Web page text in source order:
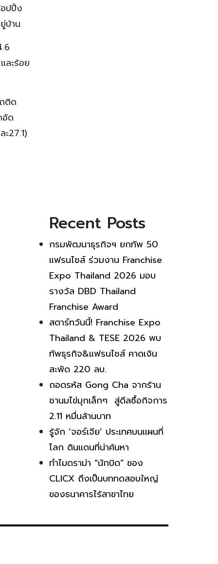
ปปิ้ง
บ้าน
ละร้อย
ติด
อัด
27.1)
Recent Posts
กรมพัฒนาธุรกิจฯ ยกทัพ 50
แฟรนไชส์ ร่วมงาน Franchise
Expo Thailand 2026 มอบ
รางวัล DBD Thailand
Franchise Award
สตาร์ทวันนี้! Franchise Expo
Thailand & TESE 2026 พบ
ทัพธุรกิจ&แฟรนไชส์ คาดเงิน
สะพัด 220 ลบ.
ถอดรหัส Gong Cha จากร้าน
ชานมไข่มุกเล็กๆ สู่ดีลซื้อกิจการ
2.11 หมื่นล้านบาท
รู้จัก ‘จอร์เจีย’ ประเทศบนแผนที่
โลก ดินแดนที่น่าค้นหา
ทำไมดราม่า “นักบิด” ของ
CLICX ถึงเป็นบททดสอบใหญ่
ของธนาคารไร้สาขาไทย